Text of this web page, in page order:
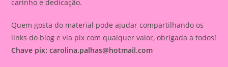
carinho e dedicação.
Quem gosta do material pode ajudar compartilhando os
links do blog e via pix com qualquer valor, obrigada a todos!
Chave pix:carolina.palhas@hotmail.com